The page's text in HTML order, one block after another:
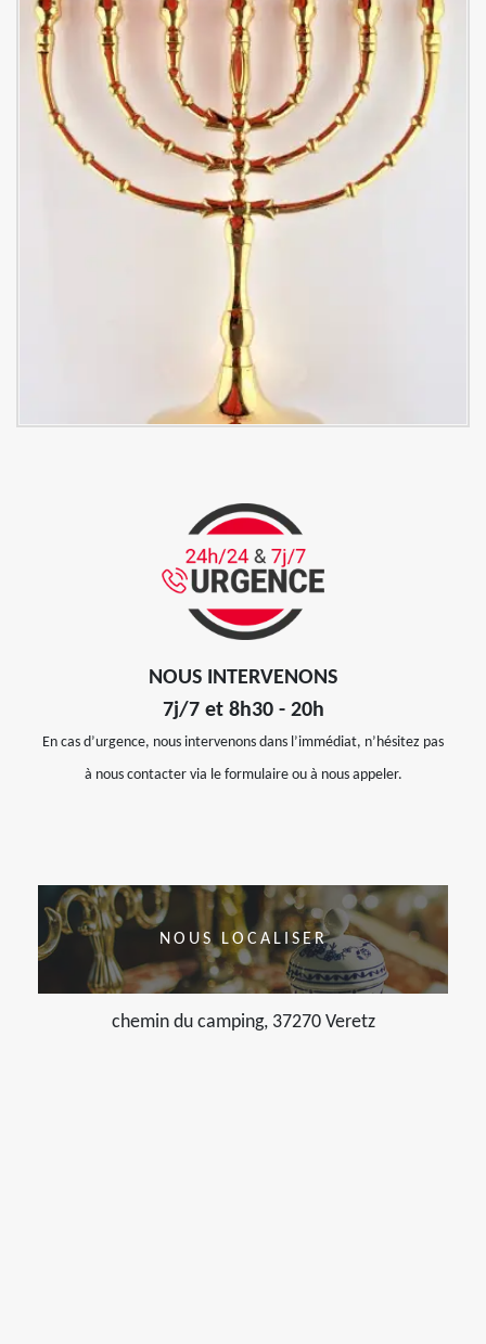
NOUS INTERVENONS
7j/7 et 8h30 - 20h
En cas d’urgence, nous intervenons dans l’immédiat, n’hésitez pas
à nous contacter via le formulaire ou à nous appeler.
NOUS LOCALISER
chemin du camping, 37270 Veretz